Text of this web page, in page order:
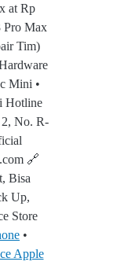
at Rp
Pro Max
Tim)
Mini •
Hotline
No. R-
🔗
Bisa
Up,
Store
•
Apple